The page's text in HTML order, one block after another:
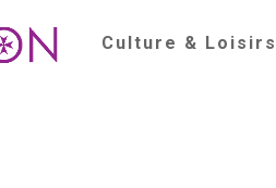
Culture & Loisirs